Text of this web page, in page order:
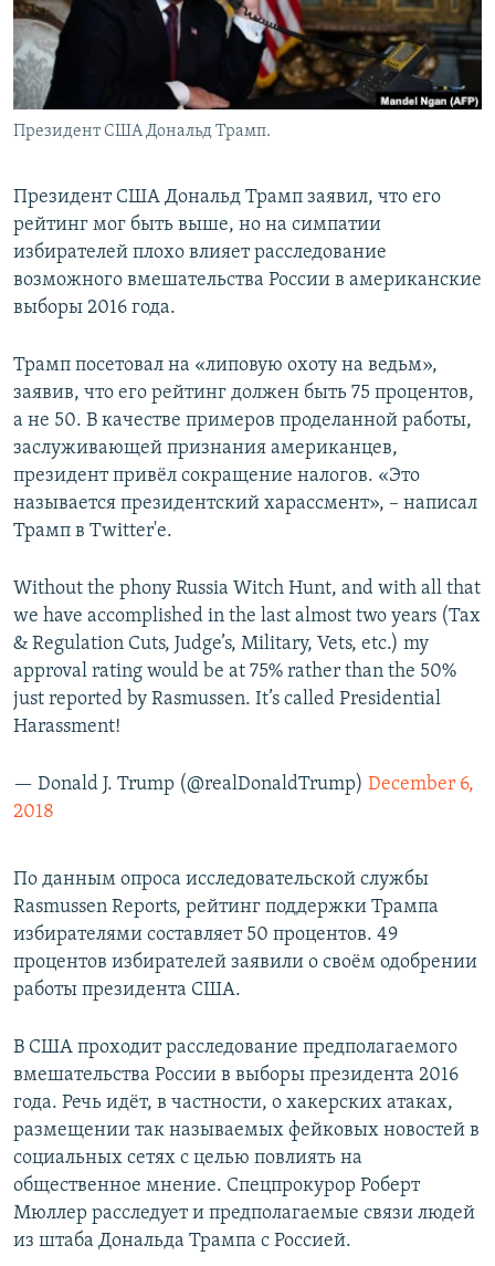
Президент США Дональд Трамп.
Президент США Дональд Трамп заявил, что его
рейтинг мог быть выше, но на симпатии
избирателей плохо влияет расследование
возможного вмешательства России в американские
выборы 2016 года.
Трамп посетовал на «липовую охоту на ведьм»,
заявив, что его рейтинг должен быть 75 процентов,
а не 50. В качестве примеров проделанной работы,
заслуживающей признания американцев,
президент привёл сокращение налогов. «Это
называется президентский харассмент», – написал
Трамп в Twitter'е.
Without the phony Russia Witch Hunt, and with all that
we have accomplished in the last almost two years (Tax
& Regulation Cuts, Judge’s, Military, Vets, etc.) my
approval rating would be at 75% rather than the 50%
just reported by Rasmussen. It’s called Presidential
Harassment!
— Donald J. Trump (@realDonaldTrump) December 6,
2018
По данным опроса исследовательской службы
Rasmussen Reports, рейтинг поддержки Трампа
избирателями составляет 50 процентов. 49
процентов избирателей заявили о своём одобрении
работы президента США.
В США проходит расследование предполагаемого
вмешательства России в выборы президента 2016
года. Речь идёт, в частности, о хакерских атаках,
размещении так называемых фейковых новостей в
социальных сетях с целью повлиять на
общественное мнение. Спецпрокурор Роберт
Мюллер расследует и предполагаемые связи людей
из штаба Дональда Трампа с Россией.